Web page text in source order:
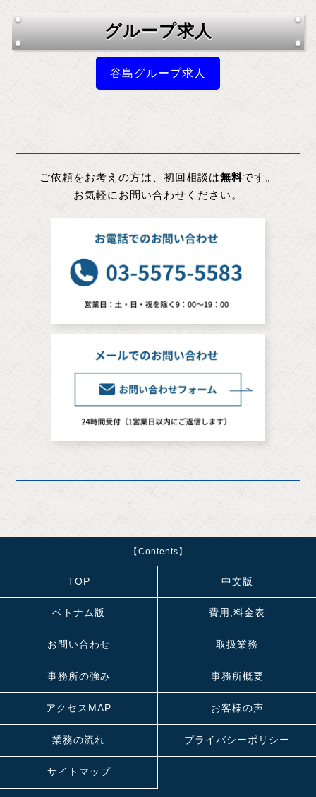
グループ求人
谷島グループ求人
ご依頼をお考えの方は、初回相談は無料です。
お気軽にお問い合わせください。
【Contents】
TOP 中文版
ベトナム版 費用,料金表
お問い合わせ 取扱業務
事務所の強み 事務所概要
アクセスMAP お客様の声
業務の流れ プライバシーポリシー
サイトマップ